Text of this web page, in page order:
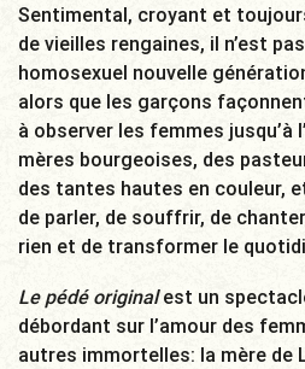
Sentimental, croyant et
de vieilles rengaines, il n’est
homosexuel nouvelle
alors que les garçons
à observer les femmes jusqu’à
mères bourgeoises, des
des tantes hautes en couleur,
de parler, de souffrir, de
rien et de transformer le
Le pédé originalest un
débordant sur l’amour des
autres immortelles: la mère de